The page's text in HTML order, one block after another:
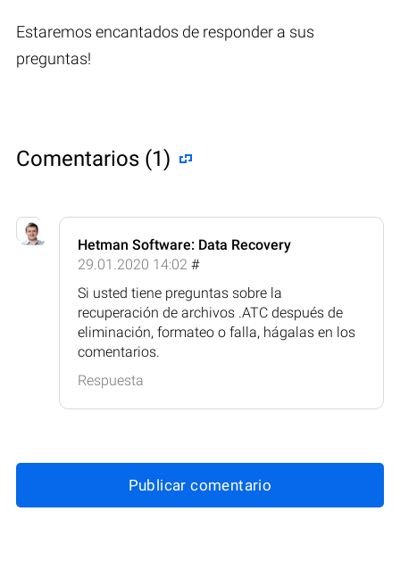
Estaremos encantados de responder a sus
preguntas!
Comentarios (1)
Hetman Software: Data Recovery
29.01.2020 14:02 #
Si usted tiene preguntas sobre la
recuperación de archivos .ATC después de
eliminación, formateo o falla, hágalas en los
comentarios.
Respuesta
Publicar comentario